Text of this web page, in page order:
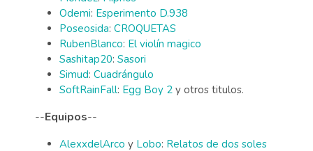
Odemi: Esperimento D.938
Poseosida: CROQUETAS
RubenBlanco: El violín magico
Sashitap20: Sasori
Simud: Cuadrángulo
SoftRainFall: Egg Boy 2 y otros titulos.
--Equipos--
AlexxdelArco y Lobo: Relatos de dos soles